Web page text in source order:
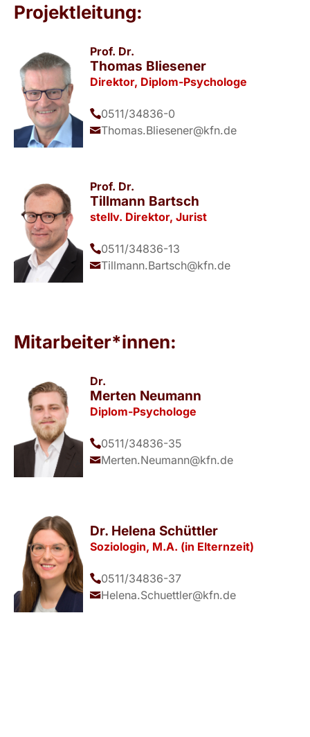
Projektleitung:
Prof. Dr.
Thomas Bliesener
Direktor, Diplom-Psychologe
0511/34836-0
Thomas.Bliesener@kfn.de
Prof. Dr.
Tillmann Bartsch
stellv. Direktor, Jurist
0511/34836-13
Tillmann.Bartsch@kfn.de
Mitarbeiter*innen:
Dr.
Merten Neumann
Diplom-Psychologe
0511/34836-35
Merten.Neumann@kfn.de
Dr. Helena Schüttler
Soziologin, M.A. (in Elternzeit)
0511/34836-37
Helena.Schuettler@kfn.de